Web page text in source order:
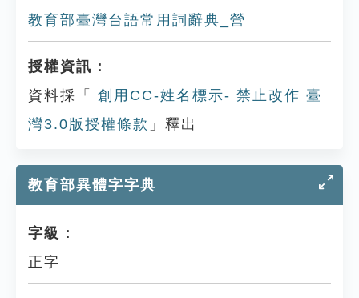
教育部臺灣台語常用詞辭典_營
授權資訊：
資料採「
創用CC-姓名標示- 禁止改作 臺
灣3.0版授權條款 」釋出
教育部異體字字典
字級：
正字